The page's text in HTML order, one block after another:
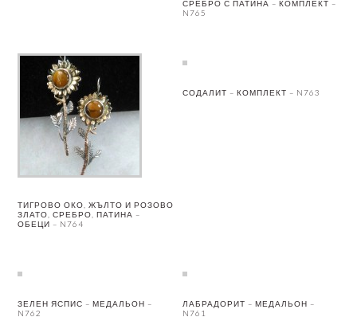
СРЕБРО С ПАТИНА – КОМПЛЕКТ –
N765
ТИГРОВО ОКО, ЖЪЛТО И РОЗОВО
ЗЛАТО, СРЕБРО, ПАТИНА –
ОБЕЦИ – N764
СОДАЛИТ – КОМПЛЕКТ – N763
ЗЕЛЕН ЯСПИС – МЕДАЛЬОН –
N762
ЛАБРАДОРИТ – МЕДАЛЬОН –
N761